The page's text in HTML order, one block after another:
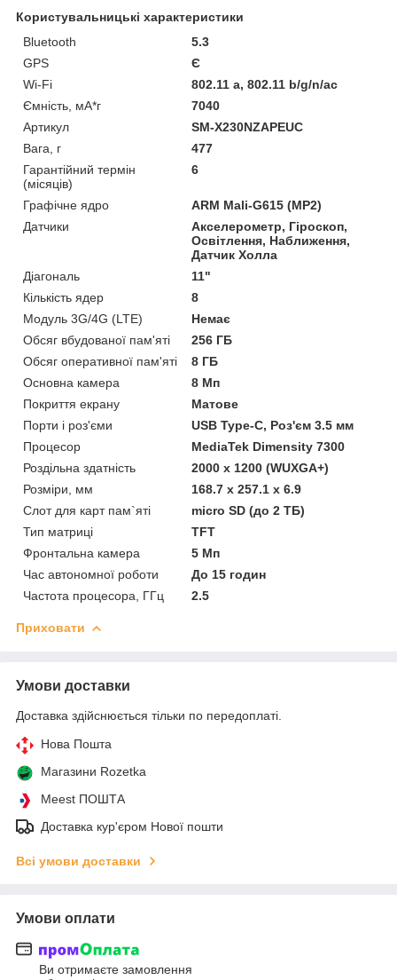
Користувальницькі характеристики
Bluetooth
5.3
GPS
Є
Wi-Fi
802.11 a, 802.11 b/g/n/ac
Ємність, мА*г
7040
Артикул
SM-X230NZAPEUC
Вага, г
477
Гарантійний термін
(місяців)
6
Графічне ядро
ARM Mali-G615 (MP2)
Датчики
Акселерометр, Гіроскоп,
Освітлення, Наближення,
Датчик Холла
Діагональ
11"
Кількість ядер
8
Модуль 3G/4G (LTE)
Немає
Обсяг вбудованої пам'яті
256 ГБ
Обсяг оперативної пам'яті
8 ГБ
Основна камера
8 Мп
Покриття екрану
Матове
Порти і роз'єми
USB Type-C, Роз'єм 3.5 мм
Процесор
MediaTek Dimensity 7300
Роздільна здатність
2000 x 1200 (WUXGA+)
Розміри, мм
168.7 x 257.1 x 6.9
Слот для карт пам`яті
micro SD (до 2 ТБ)
Тип матриці
TFT
Фронтальна камера
5 Мп
Час автономної роботи
До 15 годин
Частота процесора, ГГц
2.5
Приховати
Умови доставки
Доставка здійснюється тільки по передоплаті.
Нова Пошта
Магазини Rozetka
Meest ПОШТА
Доставка кур'єром Нової пошти
Всі умови доставки
Умови оплати
Ви отримаєте замовлення